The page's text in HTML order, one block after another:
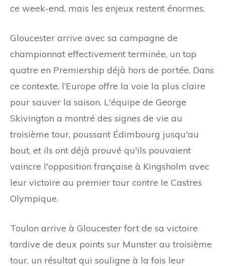
ce week-end, mais les enjeux restent énormes.
Gloucester arrive avec sa campagne de
championnat effectivement terminée, un top
quatre en Premiership déjà hors de portée. Dans
ce contexte, l’Europe offre la voie la plus claire
pour sauver la saison. L'équipe de George
Skivington a montré des signes de vie au
troisième tour, poussant Édimbourg jusqu'au
bout, et ils ont déjà prouvé qu'ils pouvaient
vaincre l'opposition française à Kingsholm avec
leur victoire au premier tour contre le Castres
Olympique.
Toulon arrive à Gloucester fort de sa victoire
tardive de deux points sur Munster au troisième
tour, un résultat qui souligne à la fois leur